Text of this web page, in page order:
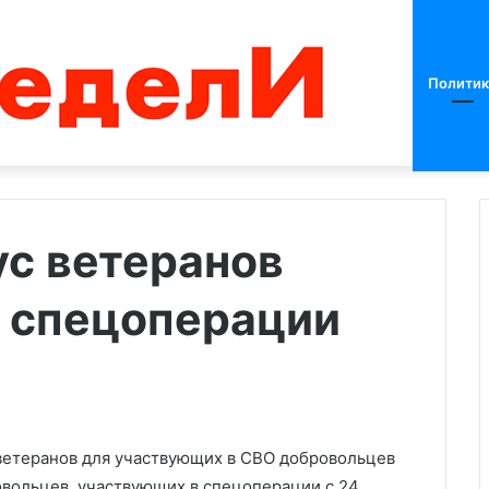
ветеранов
для участвующих в СВО добровольцев
университет
пригрозил
Колумбийский университет